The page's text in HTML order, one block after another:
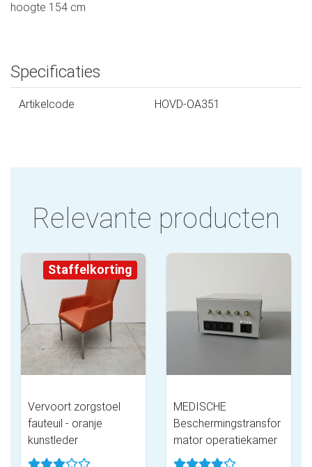
hoogte 154 cm
Specificaties
Artikelcode HOVD-OA351
Relevante producten
Staffelkorting
Vervoort zorgstoel
fauteuil - oranje
kunstleder
MEDISCHE
Beschermingstransfor
mator operatiekamer